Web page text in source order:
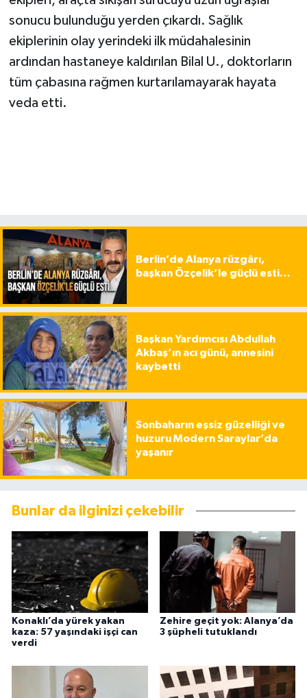
sonucu bulunduğu yerden çıkardı. Sağlık
ekiplerinin olay yerindeki ilk müdahalesinin
ardından hastaneye kaldırılan Bilal U., doktorların
tüm çabasına rağmen kurtarılamayarak hayata
veda etti.
Berlin’de Alanya rüzgârı,
başkan Özçelik’le güçlü esti…
Başkan Yardımcısı Abdullah
Akbaş’ın acı günü, annesini
kaybetti
Sonbaharın eşsiz güzelliği ve
huzuru Modern Saraylar’da
yaşanır
Bunlar da ilginizi çekebilir
Konaklı’da yürek yakan
kaza: 57 yaşındaki işçi can
verdi
Zehire geçit yok: Alanya’da
3 şüpheli tutuklandı